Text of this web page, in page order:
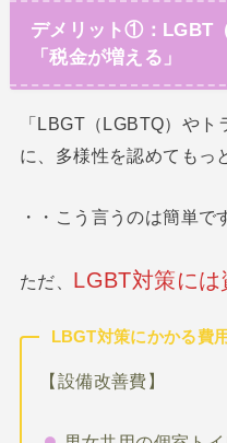
デメリット①：LGBT
「税金が増える」
「LBGT（LGBTQ）や
に、多様性を認めてもっ
・・こう言うのは簡単で
ただ、 LGBT対策に
LBGT対策にかかる費
【設備改善費】